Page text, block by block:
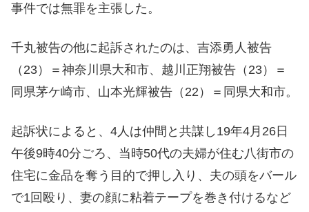
事件では無罪を主張した。
千丸被告の他に起訴されたのは、吉添勇人被告
（23）＝神奈川県大和市、越川正翔被告（23）＝
同県茅ケ崎市、山本光輝被告（22）＝同県大和市。
起訴状によると、4人は仲間と共謀し19年4月26日
午後9時40分ごろ、当時50代の夫婦が住む八街市の
住宅に金品を奪う目的で押し入り、夫の頭をバール
で1回殴り、妻の顔に粘着テープを巻き付けるなど